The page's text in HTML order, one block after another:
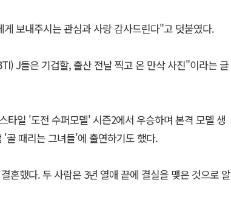
보내주시는 관심과 사랑 감사드린다"고 덧붙였다.
J들은 기겁할, 출산 전날 찍고 온 만삭 사진"이라는 글
타일 '도전 수퍼모델' 시즌2에서 우승하며 본격 모델 생
골 때리는 그녀들'에 출연하기도 했다.
혼했다. 두 사람은 3년 열애 끝에 결실을 맺은 것으로 알